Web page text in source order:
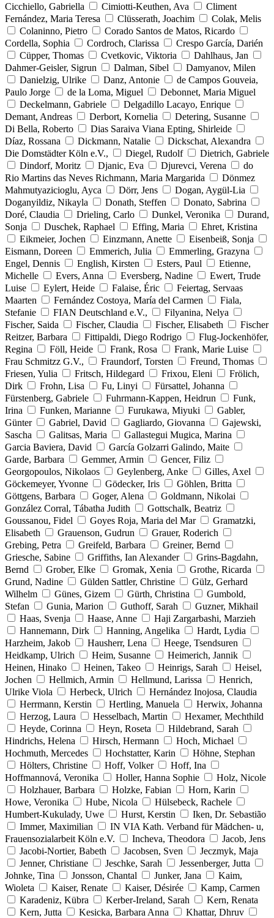
Cicchiello, Gabriella
Cimiotti-Keuthen, Ava
Climent
Fernández, Maria Teresa
Clüsserath, Joachim
Colak, Melis
Colaninno, Pietro
Corado Santos de Matos, Ricardo
Cordella, Sophia
Cordroch, Clarissa
Crespo García, Darién
Cüpper, Thomas
Cvetkovic, Viktoria
Dahlhaus, Jan
Dahmer-Geisler, Sigrun
Dalman, Sibel
Damyanov, Milen
Danielzig, Ulrike
Danz, Antonie
de Campos Gouveia,
Paulo Jorge
de la Loma, Miguel
Debonnet, Maria Miguel
Deckelmann, Gabriele
Delgadillo Lacayo, Enrique
Demant, Andreas
Derbort, Kornelia
Detering, Susanne
Di Bella, Roberto
Dias Saraiva Viana Epting, Shirleide
Díaz, Rossana
Dickmann, Natalie
Dickschat, Alexandra
Die Domstädter Köln e.V.,
Diegel, Rudolf
Dietrich, Gabriele
Dindorf, Moritz
Djanic, Eva Djurevci, Verena
do
Rio Martins das Neves Richmann, Maria Margarida
Dönmez
Mahmutyazicioglu, Ayca
Dörr, Jens
Dogan, Aygül-Lia
Doganyildiz, Nikayla
Donath, Steffen
Donato, Sabrina
Doré, Claudia
Drieling, Carlo Dunkel, Veronika
Durand,
Sonja
Duschek, Raphael Effing, Maria
Ehret, Kristina
Eikmeier, Jochen
Einzmann, Anette
Eisenbeiß, Sonja
Eismann, Doreen
Emmerich, Julia
Emmerling, Grazyna
Engel, Dennis
English, Kirsten Esters, Paul
Etienne,
Michelle
Evers, Anna Eversberg, Nadine
Ewert, Trude
Luise
Eylert, Heide Falaise, Éric
Feiertag, Servaas
Maarten
Fernández Costoya, María del Carmen
Fiala,
Stefanie
FIAN Deutschland e.V.,
Filyanina, Nelya
Fischer, Saida
Fischer, Claudia Fischer, Elisabeth
Fischer
Reitzer, Barbara
Fittipaldi, Diego Rodrigo
Flug-Jockenhöfer,
Regina
Föll, Heide Frank, Rosa
Frank, Marie Luise
Frau Schmitzz G.V.,
Fraundorf, Torsten
Freund, Thomas
Friesen, Yulia
Fritsch, Hildegard Frixou, Eleni
Frölich,
Dirk
Frohn, Lisa Fu, Linyi
Fürsattel, Johanna
Fürstenberg, Gabriele
Fuhrmann-Kappen, Heidrun
Funk,
Irina
Funken, Marianne Furukawa, Miyuki
Gabler,
Günter
Gabriel, David Gagliardo, Giovanna
Gajewski,
Sascha
Galitsas, Maria
Gallastegui Mugica, Marina
Garcia Baviera, David
García Golzarri Galindo, Maite
Garde, Barbara
Gemmer, Armin
Gencer, Filiz
Georgopoulos, Nikolaos
Geylenberg, Anke
Gilles, Axel
Göckemeyer, Yvonne
Gödecker, Iris
Göhlen, Britta
Göttgens, Barbara
Goger, Alena
Goldmann, Nikolai
González Corral, Tábatha Judith
Gottschalk, Beatriz
Goussanou, Fidel
Goyes Roja, Maria del Mar
Gramatzki,
Elisabeth
Grauenson, Gudrun
Grauer, Roderich
Grebing, Petra
Greifeld, Barbara
Greiner, Bernd
Griesche, Sabine
Griffiths, Ian Alexander
Grins-Bagdahn,
Bernd
Grober, Elke Gromak, Xenia
Grothe, Ricarda
Grund, Nadine
Gülden Sattler, Christine
Gülz, Gerhard
Wilhelm
Günes, Gizem Gürth, Christina
Gumbold,
Stefan
Gunia, Marion Guthoff, Sarah
Guzner, Mikhail
Haas, Svenja
Haase, Anne
Haji Zargarbashi, Marzieh
Hannemann, Dirk
Hanning, Angelika
Hardt, Lydia
Harzheim, Jakob
Hausherr, Lena
Heege, Tsendsuren
Heidkamp, Ulrich
Heim, Susanne
Heimerich, Jannik
Heinen, Hinako
Heinen, Takeo Heinrigs, Sarah
Heisel,
Jochen
Hellmich, Armin Hellmund, Larissa
Henrich,
Ulrike Viola
Herbeck, Ulrich
Hernández Inojosa, Claudia
Herrmann, Kerstin
Hertling, Manuela
Herwix, Johanna
Herzog, Laura
Hesselbach, Martin
Hexamer, Mechthild
Heyde, Corinna
Heyn, Roseta
Hildebrand, Sarah
Hindrichs, Helena
Hirsch, Hermann
Hoch, Michael
Hochmuth, Mercedes
Hochstatter, Karin
Höhne, Stephan
Hölters, Christine
Hoff, Volker
Hoff, Ina
Hoffmannová, Veronika
Holler, Hanna Sophie
Holz, Nicole
Holzhauer, Barbara
Holzke, Fabian
Horn, Karin
Howe, Veronika
Hube, Nicola
Hülsebeck, Rachele
Humbert-Kukulady, Uwe
Hurst, Kerstin
Iken, Dr. Sebastião
Immer, Maximilian
IN VIA Kath. Verband für Mädchen- u,
Frauensozialarbeit Köln e.V.
Incheva, Theodora
Jacob, Jens
Jacobi-Nortier, Babeth
Jacobsen, Sven
Jeczmyk, Maja
Jenner, Christiane
Jeschke, Sarah
Jessenberger, Jutta
Johnke, Tina
Jonsson, Chantal Junker, Jana
Kaim,
Wioleta
Kaiser, Renate Kaiser, Désirée
Kamp, Carmen
Karadeniz, Kübra
Kerber-Ireland, Sarah
Kern, Renata
Kern, Jutta
Kesicka, Barbara Anna Khattar, Dhruv